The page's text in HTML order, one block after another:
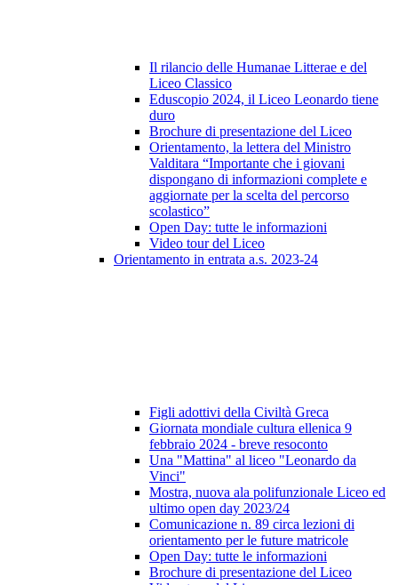
Il rilancio delle Humanae Litterae e del
Liceo Classico
Eduscopio 2024, il Liceo Leonardo tiene
duro
Brochure di presentazione del Liceo
Orientamento, la lettera del Ministro
Valditara “Importante che i giovani
dispongano di informazioni complete e
aggiornate per la scelta del percorso
scolastico”
Open Day: tutte le informazioni
Video tour del Liceo
Orientamento in entrata a.s. 2023-24
Figli adottivi della Civiltà Greca
Giornata mondiale cultura ellenica 9
febbraio 2024 - breve resoconto
Una "Mattina" al liceo "Leonardo da
Vinci"
Mostra, nuova ala polifunzionale Liceo ed
ultimo open day 2023/24
Comunicazione n. 89 circa lezioni di
orientamento per le future matricole
Open Day: tutte le informazioni
Brochure di presentazione del Liceo